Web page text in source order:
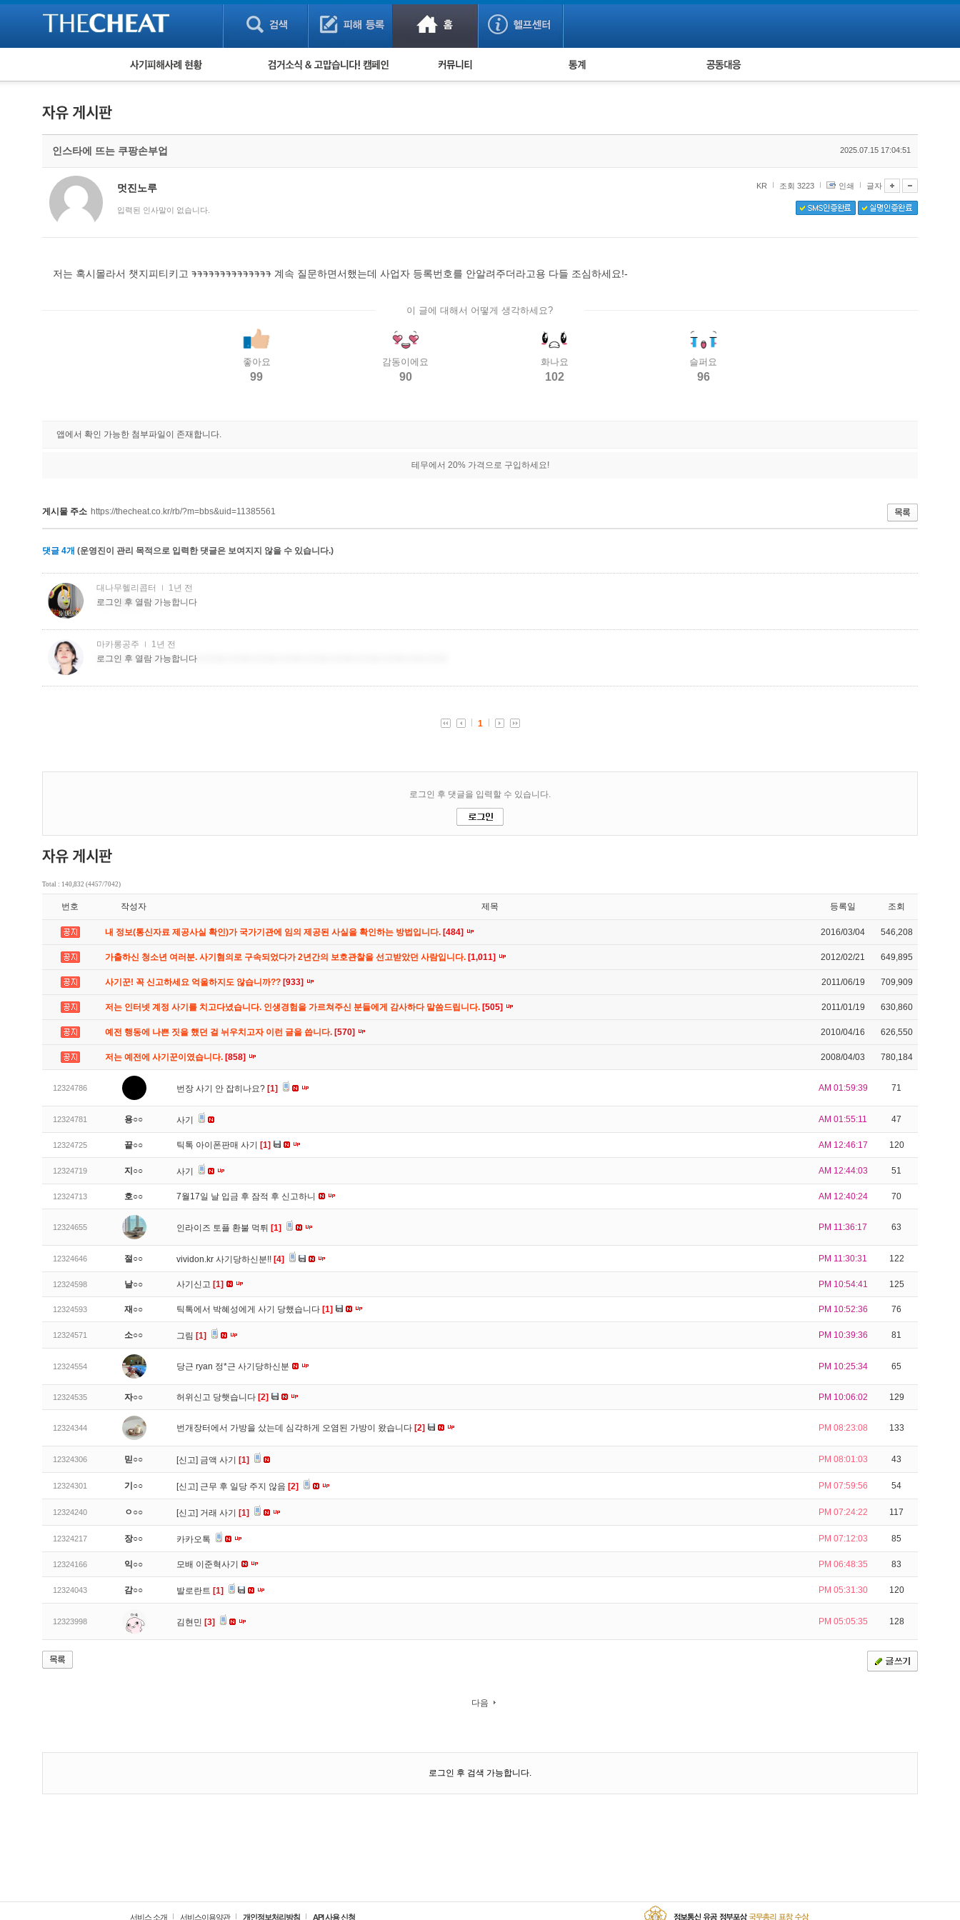
피해사례 현황
보이스피싱 피해사례
유해사이트 목록
비공개 피해사례
검거 소식 사기 예방했어요! 누적 피해사례 통계 피해자 공동대응
인스타에 뜨는 쿠팡손부업 2025.07.15 17:04:51
멋진노루
입력된 인사말이 없습니다.
KR 조회 3223 인쇄 글자
저는 혹시몰라서 챗지피티키고 ᱍᱍᱍᱍᱍᱍᱍᱍᱍᱍᱍᱍᱍᱍ 계속 질문하면서했는데 사업자 등록번호를 안알려주더라고용 다들 조심하세요!-
이 글에 대해서 어떻게 생각하세요?
좋아요
99
감동이에요
90
화나요
102
슬퍼요
96
앱에서 확인 가능한 첨부파일이 존재합니다.
테무에서 20% 가격으로 구입하세요!
게시물 주소 https://thecheat.co.kr/rb/?m=bbs&uid=11385561
댓글 4개 (운영진이 관리 목적으로 입력한 댓글은 보여지지 않을 수 있습니다.)
Total : 140,832 (4457/7042)
번호 작성자 제목 등록일 조회
내 정보(통신자료 제공사실 확인)가 국가기관에 임의 제공된 사실을 확인하는 방법입니다. [484] 2016/03/04 546,208
가출하신 청소년 여러분. 사기혐의로 구속되었다가 2년간의 보호관찰을 선고받았던 사람입니다. [1,011] 2012/02/21 649,895
사기꾼! 꼭 신고하세요 억울하지도 않습니까?? [933] 2011/06/19 709,909
저는 인터넷 계정 사기를 치고다녔습니다. 인생경험을 가르쳐주신 분들에게 감사하다 말씀드립니다. [505] 2011/01/19 630,860
예전 행동에 나쁜 짓을 했던 걸 뉘우치고자 이런 글을 씁니다. [570] 2010/04/16 626,550
저는 예전에 사기꾼이였습니다. [858] 2008/04/03 780,184
12324786 번장 사기 안 잡히나요? [1] AM 01:59:39 71
12324781 용○○ 사기 AM 01:55:11 47
12324725 끝○○ 틱톡 아이폰판매 사기 [1] AM 12:46:17 120
12324719 지○○ 사기 AM 12:44:03 51
12324713 호○○ 7월17일 날 입금 후 잠적 후 신고하니 AM 12:40:24 70
12324655 인라이즈 토플 환불 먹튀 [1] PM 11:36:17 63
12324646 절○○ vividon.kr 사기당하신분!! [4] PM 11:30:31 122
12324598 날○○ 사기신고 [1] PM 10:54:41 125
12324593 재○○ 틱톡에서 박혜성에게 사기 당했습니다 [1] PM 10:52:36 76
12324571 소○○ 그림 [1] PM 10:39:36 81
12324554 당근 ryan 정*근 사기당하신분 PM 10:25:34 65
12324535 자○○ 허위신고 당햇습니다 [2] PM 10:06:02 129
12324344 번개장터에서 가방을 샀는데 심각하게 오염된 가방이 왔습니다 [2] PM 08:23:08 133
12324306 믿○○ [신고] 금액 사기 [1] PM 08:01:03 43
12324301 기○○ [신고] 근무 후 일당 주지 않음 [2] PM 07:59:56 54
12324240 ㅇ○○ [신고] 거래 사기 [1] PM 07:24:22 117
12324217 장○○ 카카오톡 PM 07:12:03 85
12324166 익○○ 모배 이준혁사기 PM 06:48:35 83
12324043 감○○ 발로란트 [1] PM 05:31:30 120
12323998 김현민 [3] PM 05:05:35 128
다음
로그인 후 검색 가능합니다.
서비스 소개 서비스이용약관 개인정보처리방침 API 사용 신청